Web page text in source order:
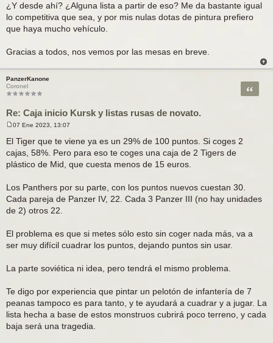
¿Y desde ahí? ¿Alguna lista a partir de eso? Me da bastante igual
lo competitiva que sea, y por mis nulas dotas de pintura prefiero
que haya mucho vehículo.
Gracias a todos, nos vemos por las mesas en breve.
PanzerKanone
Coronel
Re: Caja inicio Kursk y listas rusas de novato.
Citar
e
n
s
a
j
07 Ene 2023, 13:07
El Tiger que te viene ya es un 29% de 100 puntos. Si coges 2
cajas, 58%. Pero para eso te coges una caja de 2 Tigers de
plástico de Mid, que cuesta menos de 15 euros.
Los Panthers por su parte, con los puntos nuevos cuestan 30.
Cada pareja de Panzer IV, 22. Cada 3 Panzer III (no hay unidades
de 2) otros 22.
El problema es que si metes sólo esto sin coger nada más, va a
ser muy difícil cuadrar los puntos, dejando puntos sin usar.
La parte soviética ni idea, pero tendrá el mismo problema.
Te digo por experiencia que pintar un pelotón de infantería de 7
peanas tampoco es para tanto, y te ayudará a cuadrar y a jugar. La
lista hecha a base de estos monstruos cubrirá poco terreno, y cada
baja será una tragedia.